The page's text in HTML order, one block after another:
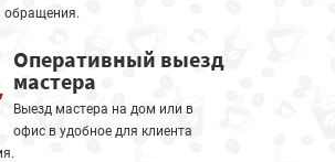
обращения.
Оперативный выезд
мастера
Выезд мастера на дом или в
офис в удобное для клиента